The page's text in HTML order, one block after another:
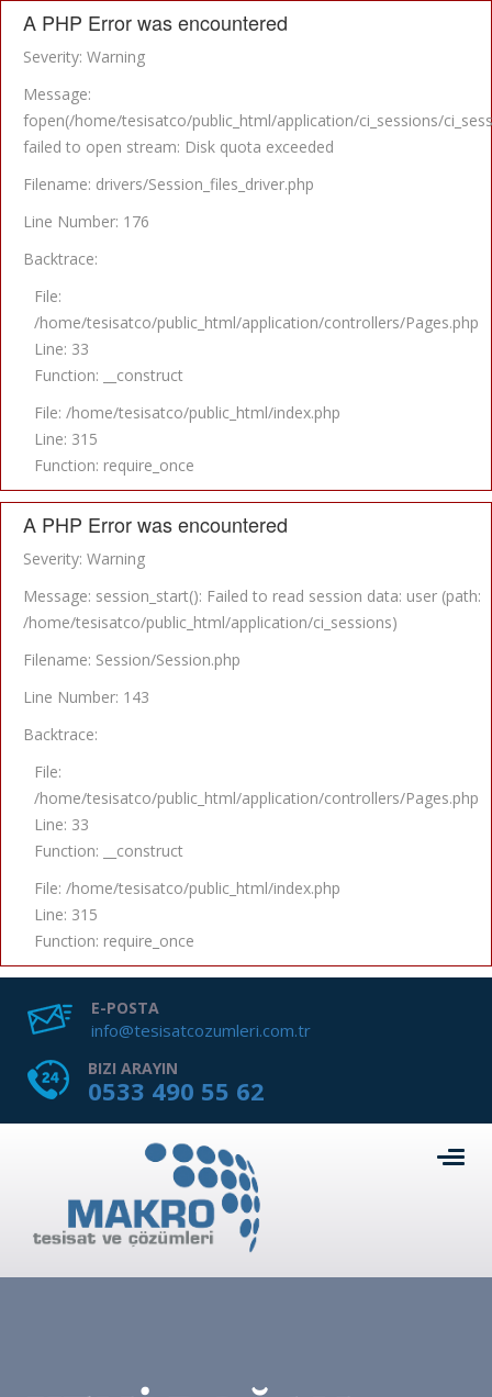
A PHP Error was encountered
Severity: Warning
Message:
fopen(/home/tesisatco/public_html/application/ci_sessions/
failed to open stream: Disk quota exceeded
Filename: drivers/Session_files_driver.php
Line Number: 176
Backtrace:
File:
/home/tesisatco/public_html/application/controllers/Pages.php
Line: 33
Function: __construct
File: /home/tesisatco/public_html/index.php
Line: 315
Function: require_once
A PHP Error was encountered
Severity: Warning
Message: session_start(): Failed to read session data: user (path:
/home/tesisatco/public_html/application/ci_sessions)
Filename: Session/Session.php
Line Number: 143
Backtrace:
File:
/home/tesisatco/public_html/application/controllers/Pages.php
Line: 33
Function: __construct
File: /home/tesisatco/public_html/index.php
Line: 315
Function: require_once
E-POSTA
info@tesisatcozumleri.com.tr
BIZI ARAYIN
0533 490 55 62